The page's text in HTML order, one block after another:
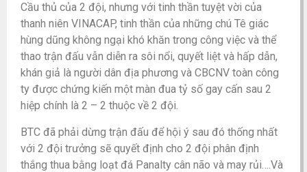
Cầu thủ của 2 đội, nhưng với tinh thần tuyệt vời của
thanh niên VINACAP, tinh thần của những chú Tê giác
hùng dũng không ngại khó khăn trong công việc và thể
thao trận đấu vẫn diễn ra sôi nổi, quyết liệt và hấp dẫn,
khán giả là người dân địa phương và CBCNV toàn công
ty được chứng kiến một màn đua tỷ số gay cấn sau 2
hiệp chính là 2 – 2 thuộc về 2 đội.
BTC đã phải dừng trận đấu để hội ý sau đó thống nhất
với 2 đội trưởng sẽ quyết định cho 2 đội phân định
thắng thua bằng loạt đá Panalty cân não và may rủi….Và